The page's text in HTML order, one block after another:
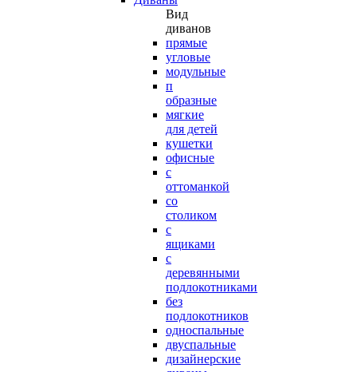
Вид
диванов
прямые
угловые
модульные
п
образные
мягкие
для детей
кушетки
офисные
с
оттоманкой
со
столиком
с
ящиками
с
деревянными
подлокотниками
без
подлокотников
односпальные
двуспальные
дизайнерские